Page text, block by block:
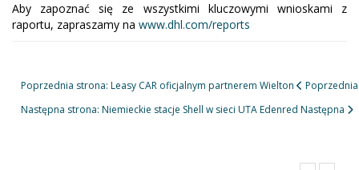
Aby zapoznać się ze wszystkimi kluczowymi wnioskami z
raportu, zapraszamy na www.dhl.com/reports
Poprzednia strona: Leasy CAR oficjalnym partnerem Wielton
Poprzednia
Następna strona: Niemieckie stacje Shell w sieci UTA Edenred Następna